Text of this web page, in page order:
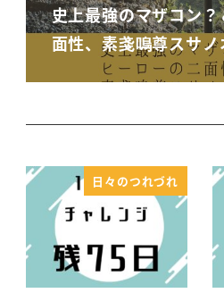
史上最強のマザコン
面性、素戔嗚尊スサ
日々のつれづれ